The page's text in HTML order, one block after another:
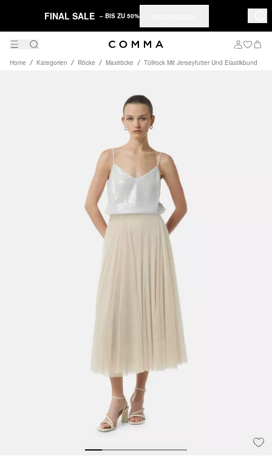
FINAL SALE – BIS ZU 50%
Home Kategorien Röcke Maxiröcke Tüllrock Mit Jerseyfutter Und Elastikbund